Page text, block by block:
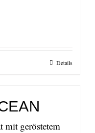
Details
mit geröstetem